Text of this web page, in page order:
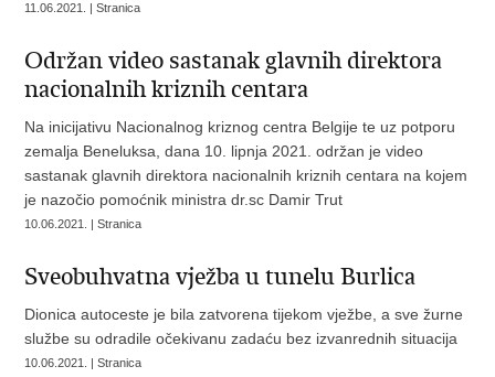
11.06.2021. | Stranica
Održan video sastanak glavnih direktora
nacionalnih kriznih centara
Na inicijativu Nacionalnog kriznog centra Belgije te uz potporu
zemalja Beneluksa, dana 10. lipnja 2021. održan je video
sastanak glavnih direktora nacionalnih kriznih centara na kojem
je nazočio pomoćnik ministra dr.sc Damir Trut
10.06.2021. | Stranica
Sveobuhvatna vježba u tunelu Burlica
Dionica autoceste je bila zatvorena tijekom vježbe, a sve žurne
službe su odradile očekivanu zadaću bez izvanrednih situacija
10.06.2021. | Stranica